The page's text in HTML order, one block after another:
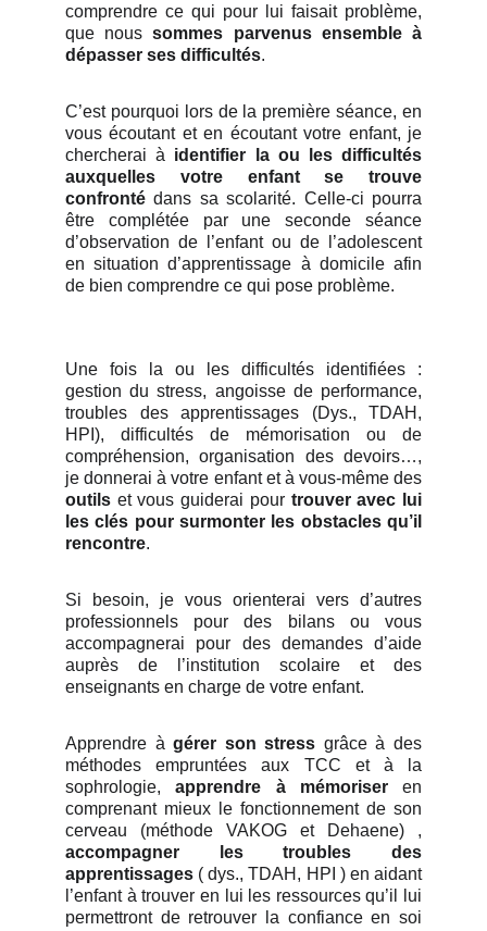
comprendre ce qui pour lui faisait problème,
que nous sommes parvenus ensemble à
dépasser ses difficultés.
C’est pourquoi lors de la première séance, en
vous écoutant et en écoutant votre enfant, je
chercherai à identifier la ou les difficultés
auxquelles votre enfant se trouve
confronté dans sa scolarité. Celle-ci pourra
être complétée par une seconde séance
d’observation de l’enfant ou de l’adolescent
en situation d’apprentissage à domicile afin
de bien comprendre ce qui pose problème.
Une fois la ou les difficultés identifiées :
gestion du stress, angoisse de performance,
troubles des apprentissages (Dys., TDAH,
HPI), difficultés de mémorisation ou de
compréhension, organisation des devoirs…,
je donnerai à votre enfant et à vous-même des
outils et vous guiderai pour trouver avec lui
les clés pour surmonter les obstacles qu’il
rencontre.
Si besoin, je vous orienterai vers d’autres
professionnels pour des bilans ou vous
accompagnerai pour des demandes d’aide
auprès de l’institution scolaire et des
enseignants en charge de votre enfant.
Apprendre àgérer son stress grâce à des
méthodes empruntées aux TCC et à la
sophrologie,apprendre à mémoriseren
comprenant mieux le fonctionnement de son
cerveau (méthode VAKOG et Dehaene) ,
accompagner les troubles des
apprentissages ( dys., TDAH, HPI ) en aidant
l’enfant à trouver en lui les ressources qu’il lui
permettront de retrouver la confiance en soi